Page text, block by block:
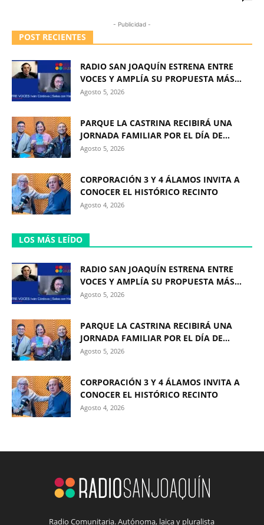
- Publicidad -
POST RECIENTES
RADIO SAN JOAQUÍN ESTRENA ENTRE
VOCES Y AMPLÍA SU PROPUESTA MÁS...
Agosto 5, 2026
PARQUE LA CASTRINA RECIBIRÁ UNA
JORNADA FAMILIAR POR EL DÍA DE...
Agosto 5, 2026
CORPORACIÓN 3 Y 4 ÁLAMOS INVITA A
CONOCER EL HISTÓRICO RECINTO
Agosto 4, 2026
LOS MÁS LEÍDO
RADIO SAN JOAQUÍN ESTRENA ENTRE
VOCES Y AMPLÍA SU PROPUESTA MÁS...
Agosto 5, 2026
PARQUE LA CASTRINA RECIBIRÁ UNA
JORNADA FAMILIAR POR EL DÍA DE...
Agosto 5, 2026
CORPORACIÓN 3 Y 4 ÁLAMOS INVITA A
CONOCER EL HISTÓRICO RECINTO
Agosto 4, 2026
Radio Comunitaria. Autónoma, laica y pluralista